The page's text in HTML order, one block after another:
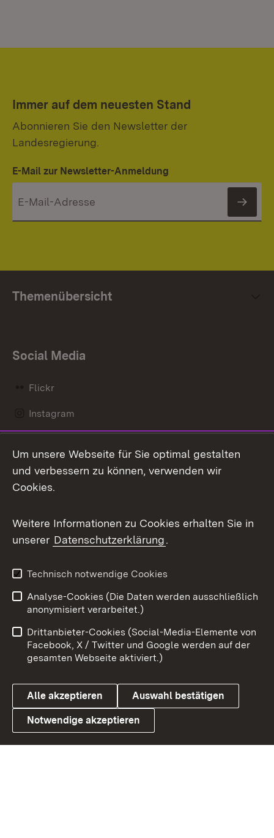
Immer auf dem neuesten Stand
Abonnieren Sie den Newsletter der
Landesregierung.
E-Mail zur Newsletter-Anmeldung
Themenübersicht
Social Media
Flickr
Instagram
Mastodon
Messenger
Social Wall
X / Twitter
Youtube
Link zum Landesportal
Benutzungshinweise
Barrierefreiheit
Datenschutz
Cookies
Um unsere Webseite für Sie optimal gestalten
und verbessern zu können, verwenden wir
Cookies.
Weitere Informationen zu Cookies erhalten Sie in
unserer Datenschutzerklärung.
Technisch notwendige Cookies
Analyse-Cookies (Die Daten werden ausschließlich
anonymisiert verarbeitet.)
Drittanbieter-Cookies (Social-Media-Elemente von
Facebook, X / Twitter und Google werden auf der
gesamten Webseite aktiviert.)
Alle akzeptieren Auswahl bestätigen
Notwendige akzeptieren